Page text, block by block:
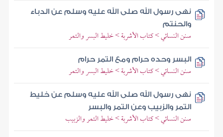
نهى رسول الله صلى الله عليه وسلم عن الدباء
والحنتم
سنن النسائي > كتاب الأشربة > خليط البسر والتمر
البسر وحده حرام ومع التمر حرام
سنن النسائي > كتاب الأشربة > خليط البسر والتمر
نهى رسول الله صلى الله عليه وسلم عن خليط
التمر والزبيب وعن التمر والبسر
سنن النسائي > كتاب الأشربة > خليط التمر والزبيب